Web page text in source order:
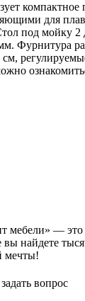
для
под мойку
Фурнитура
мебели» —
вы найдете
мечты!
вопрос